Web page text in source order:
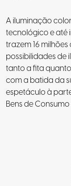
A iluminação
tecnológico e até
trazem 16
possibilidades de
tanto a fita
com a batida da
espetáculo à
Bens de Consumo